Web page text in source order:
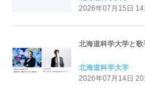
2026年07月15日
北海道科学大学と
北海道科学大学
2026年07月14日